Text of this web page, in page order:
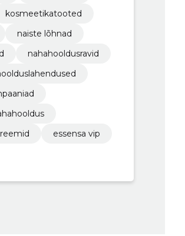
kosmeetikatooted
naiste lõhnad
nahahooldusravid
essensa vip